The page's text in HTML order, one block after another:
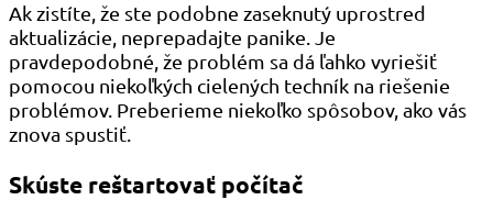
Ak zistíte, že ste podobne zaseknutý uprostred
aktualizácie, neprepadajte panike. Je
pravdepodobné, že problém sa dá ľahko vyriešiť
pomocou niekoľkých cielených techník na riešenie
problémov. Preberieme niekoľko spôsobov, ako vás
znova spustiť.
Skúste reštartovať počítač